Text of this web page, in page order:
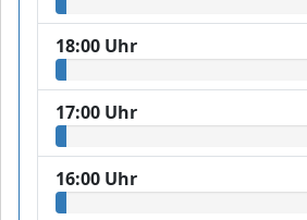
18:00 Uhr
17:00 Uhr
16:00 Uhr